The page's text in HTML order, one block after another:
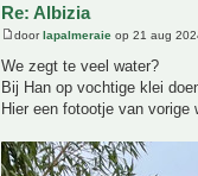
Re: Albizia
doorlapalmeraie op 21 aug
We zegt te veel water?
Bij Han op vochtige klei
Hier een fotootje van vorige